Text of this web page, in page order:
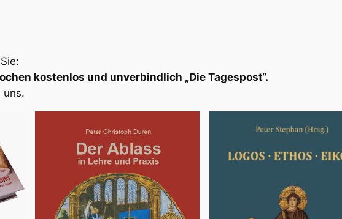
kostenlos und unverbindlich „Die Tagespost“.
uns.